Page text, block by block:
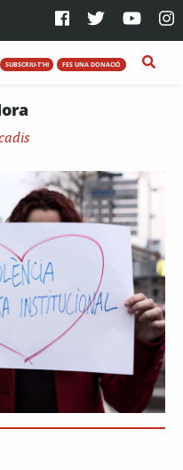
SUBSCRIU-T'HI FES UNA DONACIÓ